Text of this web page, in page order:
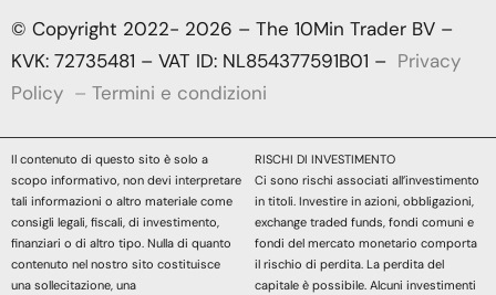
© Copyright 2022- 2026 – The 10Min Trader BV –
KVK: 72735481 – VAT ID: NL854377591B01 – Privacy
Policy – Termini e condizioni
Il contenuto di questo sito è solo a
scopo informativo, non devi interpretare
tali informazioni o altro materiale come
consigli legali, fiscali, di investimento,
finanziari o di altro tipo. Nulla di quanto
contenuto nel nostro sito costituisce
una sollecitazione, una
RISCHI DI INVESTIMENTO
Ci sono rischi associati all’investimento
in titoli. Investire in azioni, obbligazioni,
exchange traded funds, fondi comuni e
fondi del mercato monetario comporta
il rischio di perdita. La perdita del
capitale è possibile. Alcuni investimenti